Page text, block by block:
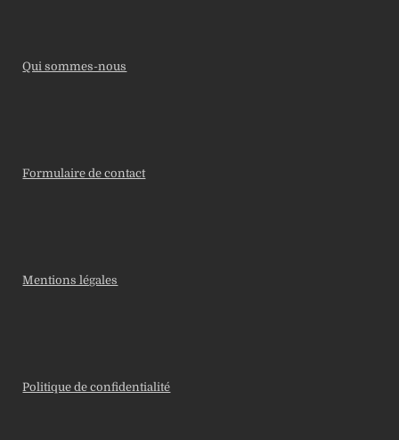
Qui sommes-nous
Formulaire de contact
Mentions légales
Politique de confidentialité